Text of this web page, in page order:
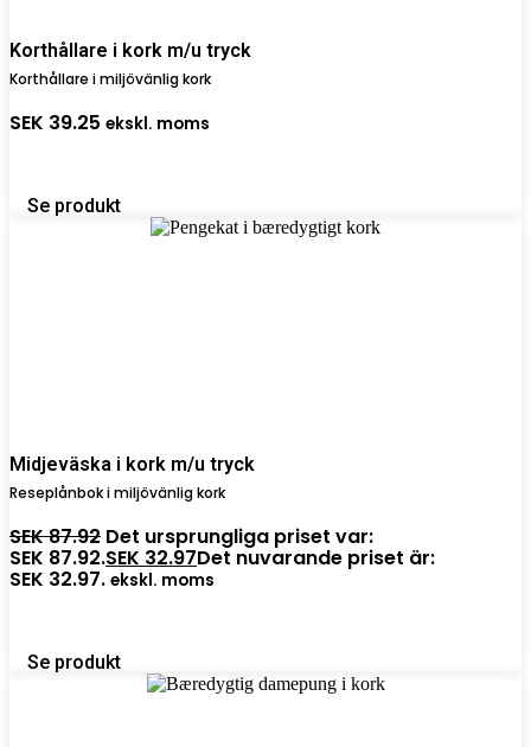
Korthållare i kork m/u tryck
Korthållare i miljövänlig kork
SEK 39.25 ekskl. moms
Se produkt
Midjeväska i kork m/u tryck
Reseplånbok i miljövänlig kork
SEK87.92 Det ursprungliga priset var:
SEK 87.92.SEK 32.97Det nuvarande priset är:
SEK 32.97. ekskl. moms
Se produkt